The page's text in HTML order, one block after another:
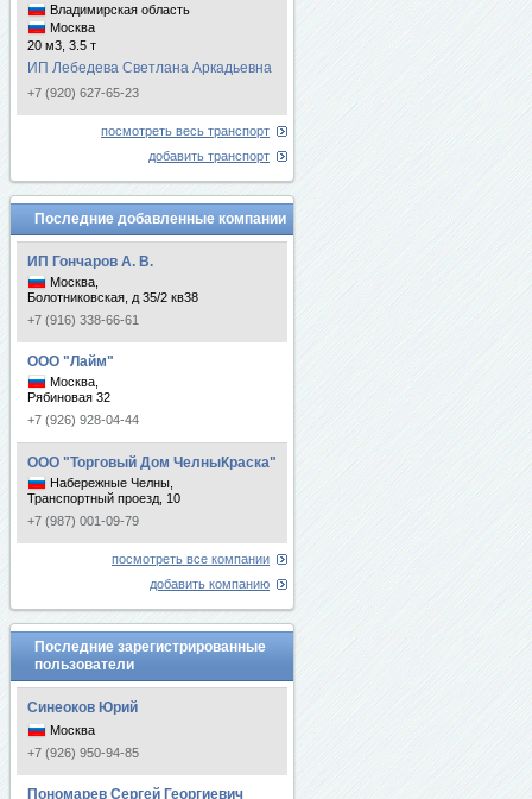
Владимирская область
Москва
20 м3, 3.5 т
ИП Лебедева Светлана Аркадьевна
+7 (920) 627-65-23
посмотреть весь транспорт
добавить транспорт
Последние добавленные компании
ИП Гончаров А. В.
Москва,
Болотниковская, д 35/2 кв38
+7 (916) 338-66-61
ООО "Лайм"
Москва,
Рябиновая 32
+7 (926) 928-04-44
ООО "Торговый Дом ЧелныКраска"
Набережные Челны,
Транспортный проезд, 10
+7 (987) 001-09-79
посмотреть все компании
добавить компанию
Последние зарегистрированные
пользователи
Синеоков Юрий
Москва
+7 (926) 950-94-85
Пономарев Сергей Георгиевич